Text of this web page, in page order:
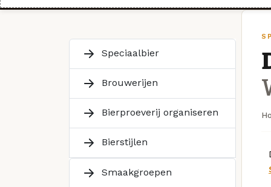
Speciaalbier
Brouwerijen
Bierproeverij organiseren
Bierstijlen
Smaakgroepen